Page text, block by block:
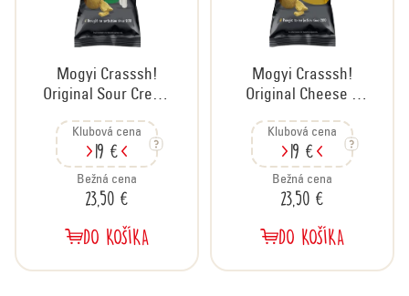
Mogyi Crasssh!
Original Sour Cream
chrumkavé arašidy
s príchuťou kyslej
smotany a cibuľky,
kartón 30x60 g
Klubová cena
19 €
Bežná cena
23,50 €
DO KOŠÍKA
Mogyi Crasssh!
Original Cheese –
s príchuťou syra,
kartón 30x60 g
Klubová cena
19 €
Bežná cena
23,50 €
DO KOŠÍKA